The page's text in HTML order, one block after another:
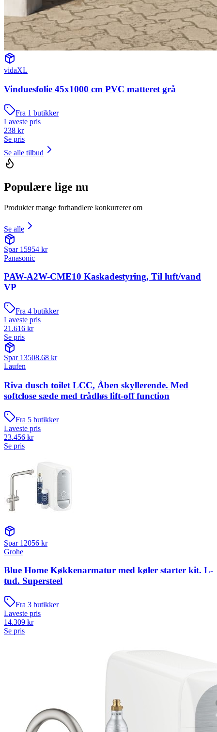
vidaXL
Vinduesfolie 45x1000 cm PVC matteret grå
Fra 1 butikker
Laveste pris
238 kr
Se pris
Se alle tilbud
Populære lige nu
Produkter mange forhandlere konkurrerer om
Se alle
Spar 15954 kr
Panasonic
PAW-A2W-CME10 Kaskadestyring, Til luft/vand
VP
Fra 4 butikker
Laveste pris
21.616 kr
Se pris
Spar 13508.68 kr
Laufen
Riva dusch toilet LCC, Åben skyllerende. Med
softclose sæde med trådløs lift-off function
Fra 5 butikker
Laveste pris
23.456 kr
Se pris
Spar 12056 kr
Grohe
Blue Home Køkkenarmatur med køler starter kit. L-
tud. Supersteel
Fra 3 butikker
Laveste pris
14.309 kr
Se pris